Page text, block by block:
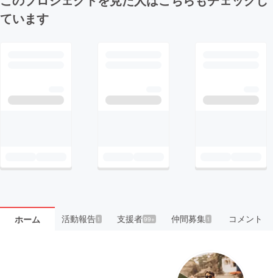
ています
ホーム 活動報告1 支援者99+ 仲間募集 1 コメント